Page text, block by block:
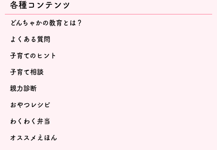
各種コンテンツ
どんちゃかの教育とは？
よくある質問
子育てのヒント
子育て相談
親力診断
おやつレシピ
わくわく弁当
オススメえほん